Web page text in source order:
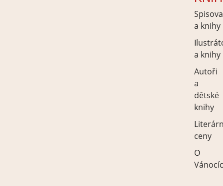
a knihy
a knihy
Autoři
a
dětské
knihy
ceny
O